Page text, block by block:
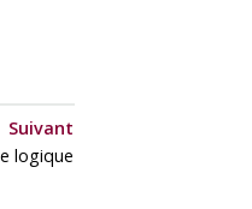
Suivant
logique